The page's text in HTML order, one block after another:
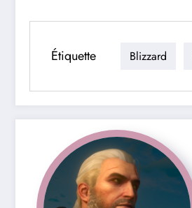
Étiquette Blizzard